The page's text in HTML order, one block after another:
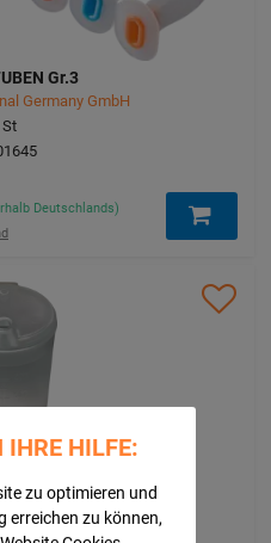
IHRE HILFE:
zu optimieren und
erreichen zu können,
Gr.3
Germany GmbH
St
Deutschlands)
Germany GmbH
St